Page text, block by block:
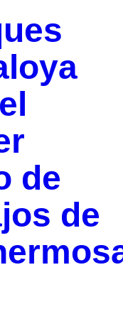
de
de